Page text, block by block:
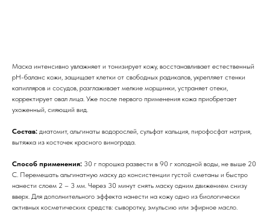
Маска интенсивно увлажняет и тонизирует кожу, восстанавливает естественный
рН-баланс кожи, защищает клетки от свободных радикалов, укрепляет стенки
капилляров и сосудов, разглаживает мелкие морщинки, устраняет отеки,
корректирует овал лица. Уже после первого применения кожа приобретает
ухоженный, сияющий вид.
Состав: диатомит, альгинаты водорослей, сульфат кальция, пирофосфат натрия,
вытяжка из косточек красного винограда.
Способ применения: 30 г порошка развести в 90 г холодной воды, не выше 20
С. Перемешать альгинатную маску до консистенции густой сметаны и быстро
нанести слоем 2 – 3 мм. Через 30 минут снять маску одним движением снизу
вверх. Для дополнительного эффекта нанести на кожу одно из биологически
активных косметических средств: сыворотку, эмульсию или эфирное масло.
Бренды
Профессиональная
Препараты косметолога
Доставка